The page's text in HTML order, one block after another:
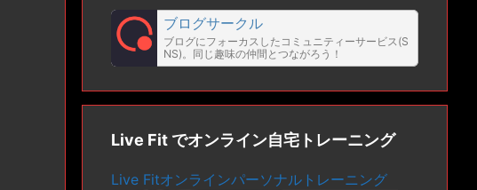
ブログサークル
ブログにフォーカスしたコミュニティーサービス(S
NS)。同じ趣味の仲間とつながろう！
Live Fit でオンライン自宅トレーニング
Live Fitオンラインパーソナルトレーニング